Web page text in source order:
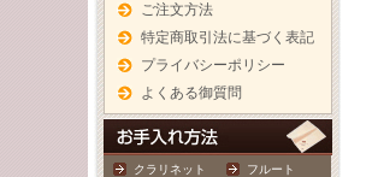
ご注文方法
特定商取引法に基づく表記
プライバシーポリシー
よくある御質問
クラリネット フルート